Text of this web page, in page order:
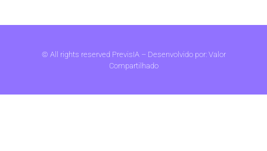
© All rights reserved PrevisIA – Desenvolvido por: Valor
Compartilhado